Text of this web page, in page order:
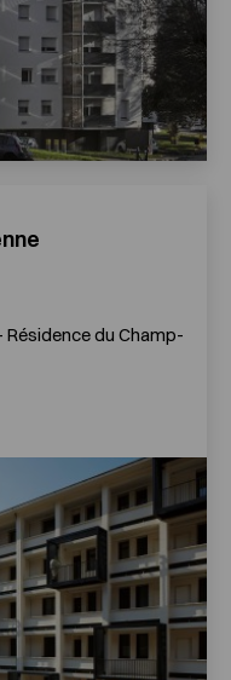
du Champ-